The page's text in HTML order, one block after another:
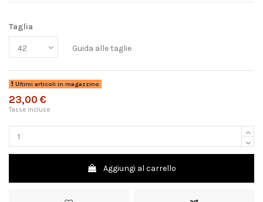
Taglia
Guida alle taglie
Ultimi articoli in magazzino
23,00 €
Tasse incluse
Aggiungi al carrello